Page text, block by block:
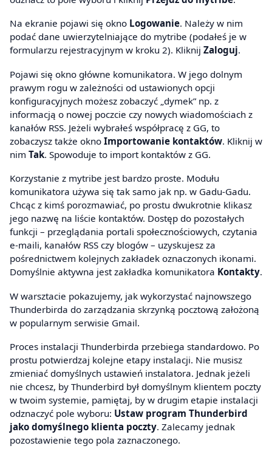
Na ekranie pojawi się okno Logowanie. Należy w nim
podać dane uwierzytelniające do mytribe (podałeś je w
formularzu rejestracyjnym w kroku 2). Kliknij Zaloguj.
Pojawi się okno główne komunikatora. W jego dolnym
prawym rogu w zależności od ustawionych opcji
konfiguracyjnych możesz zobaczyć „dymek” np. z
informacją o nowej poczcie czy nowych wiadomościach z
kanałów RSS. Jeżeli wybrałeś współpracę z GG, to
zobaczysz także okno Importowanie kontaktów. Kliknij w
nim Tak. Spowoduje to import kontaktów z GG.
Korzystanie z mytribe jest bardzo proste. Modułu
komunikatora używa się tak samo jak np. w Gadu-Gadu.
Chcąc z kimś porozmawiać, po prostu dwukrotnie klikasz
jego nazwę na liście kontaktów. Dostęp do pozostałych
funkcji – przeglądania portali społecznościowych, czytania
e-maili, kanałów RSS czy blogów – uzyskujesz za
pośrednictwem kolejnych zakładek oznaczonych ikonami.
Domyślnie aktywna jest zakładka komunikatora Kontakty.
W warsztacie pokazujemy, jak wykorzystać najnowszego
Thunderbirda do zarządzania skrzynką pocztową założoną
w popularnym serwisie Gmail.
Proces instalacji Thunderbirda przebiega standardowo. Po
prostu potwierdzaj kolejne etapy instalacji. Nie musisz
zmieniać domyślnych ustawień instalatora. Jednak jeżeli
nie chcesz, by Thunderbird był domyślnym klientem poczty
w twoim systemie, pamiętaj, by w drugim etapie instalacji
odznaczyć pole wyboru: Ustaw program Thunderbird
jako domyślnego klienta poczty. Zalecamy jednak
pozostawienie tego pola zaznaczonego.